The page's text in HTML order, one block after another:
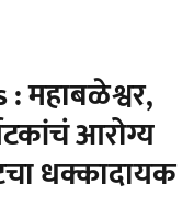
महाबळेश्वर,
आरोग्य
धक्कादायक